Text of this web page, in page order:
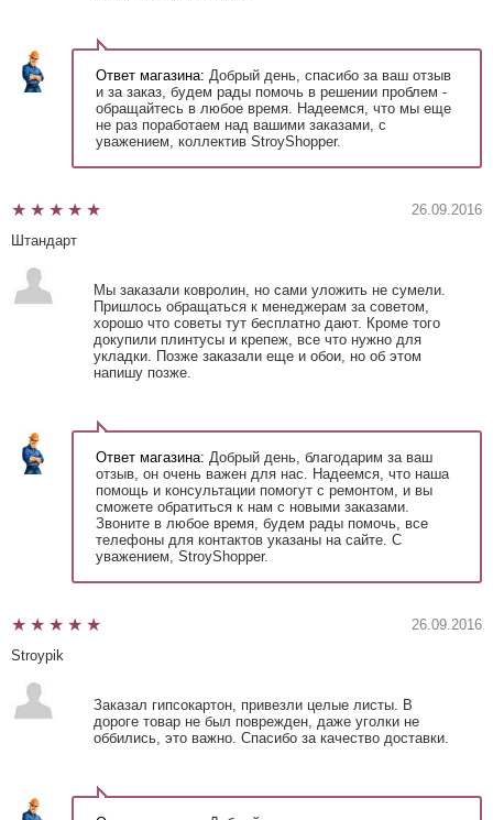
Ответ магазина: Добрый день, спасибо за ваш отзыв
и за заказ, будем рады помочь в решении проблем -
обращайтесь в любое время. Надеемся, что мы еще
не раз поработаем над вашими заказами, с
уважением, коллектив StroyShopper.
Штандарт
26.09.2016
Мы заказали ковролин, но сами уложить не сумели.
Пришлось обращаться к менеджерам за советом,
хорошо что советы тут бесплатно дают. Кроме того
докупили плинтусы и крепеж, все что нужно для
укладки. Позже заказали еще и обои, но об этом
напишу позже.
Ответ магазина: Добрый день, благодарим за ваш
отзыв, он очень важен для нас. Надеемся, что наша
помощь и консультации помогут с ремонтом, и вы
сможете обратиться к нам с новыми заказами.
Звоните в любое время, будем рады помочь, все
телефоны для контактов указаны на сайте. С
уважением, StroyShopper.
Stroypik
26.09.2016
Заказал гипсокартон, привезли целые листы. В
дороге товар не был поврежден, даже уголки не
оббились, это важно. Спасибо за качество доставки.